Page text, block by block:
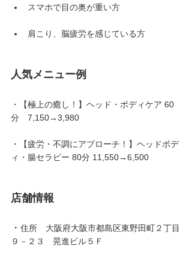
スマホで目の奥が重い方
肩こり、脳疲労を感じている方
人気メニュー例
・【極上の癒し！】ヘッド・ボディケア 60
分　7,150→3,980
・【疲労・不調にアプローチ！】ヘッドボデ
ィ・腸セラピー 80分 11,550→6,500
店舗情報
・ 住所 大阪府大阪市都島区東野田町２丁目
９－２３　晃進ビル５Ｆ